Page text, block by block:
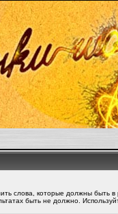
слова, которые должны быть в
быть не должно.